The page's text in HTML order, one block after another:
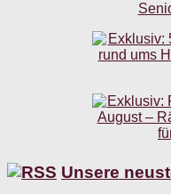
Unsere